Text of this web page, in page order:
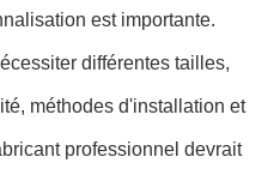
est importante.
différentes tailles,
méthodes d'installation et
professionnel devrait